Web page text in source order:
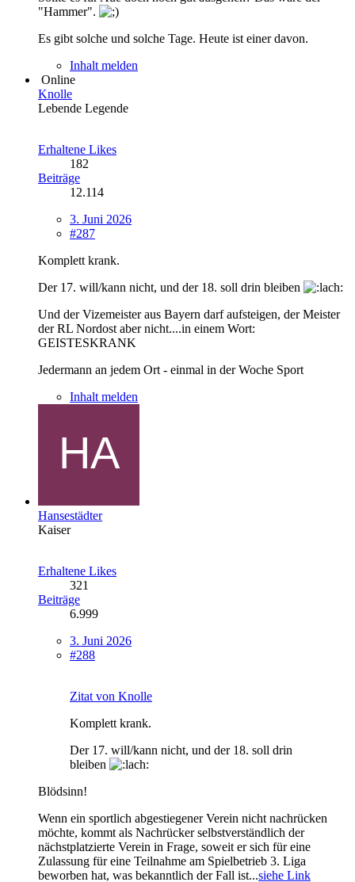
"Hammer".
Es gibt solche und solche Tage. Heute ist einer davon.
Inhalt melden
Online
Knolle
Lebende Legende
Erhaltene Likes
182
Beiträge
12.114
3. Juni 2026
#287
Komplett krank.
Der 17. will/kann nicht, und der 18. soll drin bleiben
Und der Vizemeister aus Bayern darf aufsteigen, der Meister
der RL Nordost aber nicht....in einem Wort:
GEISTESKRANK
Jedermann an jedem Ort - einmal in der Woche Sport
Inhalt melden
Hansestädter
Kaiser
Erhaltene Likes
321
Beiträge
6.999
3. Juni 2026
#288
Zitat von Knolle
Komplett krank.
Der 17. will/kann nicht, und der 18. soll drin
bleiben
Blödsinn!
Wenn ein sportlich abgestiegener Verein nicht nachrücken
möchte, kommt als Nachrücker selbstverständlich der
nächstplatzierte Verein in Frage, soweit er sich für eine
Zulassung für eine Teilnahme am Spielbetrieb 3. Liga
beworben hat, was bekanntlich der Fall ist...siehe Link